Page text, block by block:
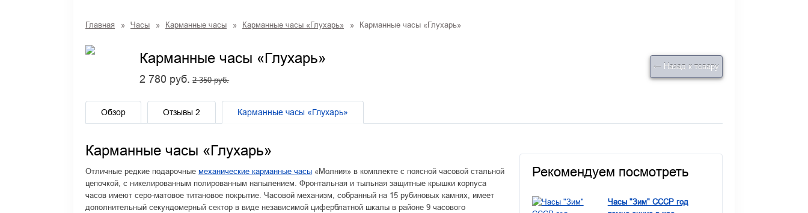
Главная » Часы » Карманные часы » Карманные часы «Глухарь» » Карманные часы «Глухарь»
Карманные часы «Глухарь»
2 780 руб. 2 350 руб.
← Назад к товару
Обзор Отзывы 2 Карманные часы «Глухарь»
Карманные часы «Глухарь»
Отличные редкие подарочные механические карманные часы «Молния» в комплекте с поясной часовой стальной
цепочкой, с никелированным полированным напылением. Фронтальная и тыльная защитные крышки корпуса
часов имеют серо-матовое титановое покрытие. Часовой механизм, собранный на 15 рубиновых камнях, имеет
дополнительный секундомерный сектор в виде независимой циферблатной шкалы в районе 9 часового
Рекомендуем посмотреть
Часы "Зим" СССР год